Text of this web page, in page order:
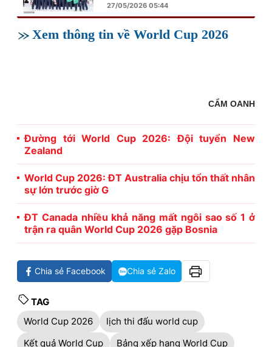
27/05/2026 05:44
Xem thông tin về World Cup 2026
CẨM OANH
Đường tới World Cup 2026: Đội tuyển New
Zealand
World Cup 2026: ĐT Australia chịu tổn thất nhân
sự lớn trước giờ G
ĐT Canada nhiều khả năng mất ngôi sao số 1 ở
trận ra quân World Cup 2026 gặp Bosnia
Chia sẻ Facebook Chia sẻ Zalo
TAG
World Cup 2026
lịch thi đấu world cup
Kết quả World Cup
Bảng xếp hạng World Cup